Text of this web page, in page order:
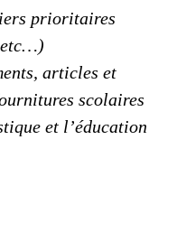
prioritaires
etc…)
articles et
scolaires
et l’éducation